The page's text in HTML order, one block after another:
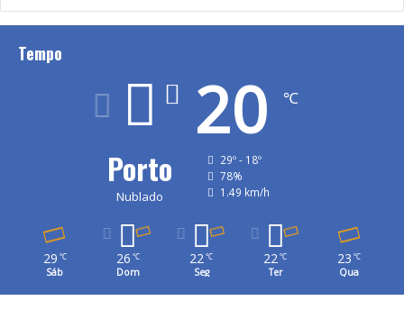
Tempo
Porto
Nublado
20 ℃
29º - 18º
78%
1.49 km/h
29 ℃
Sáb
26 ℃
Dom
22℃
Seg
22℃
Ter
23 ℃
Qua